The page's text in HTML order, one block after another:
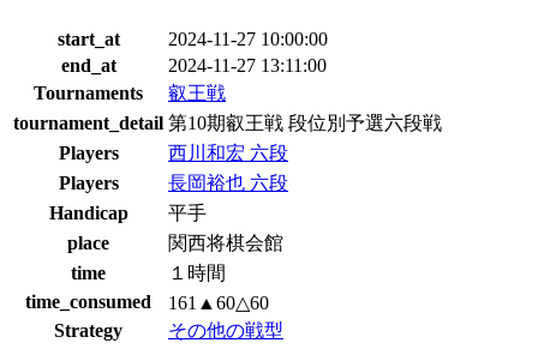
start_at
2024-11-27 10:00:00
end_at
2024-11-27 13:11:00
Tournaments
叡王戦
tournament_detail 第10期叡王戦 段位別予選六段戦
Players
西川和宏 六段
Players
長岡裕也 六段
Handicap
平手
place
関西将棋会館
time
１時間
time_consumed
161▲60△60
Strategy
その他の戦型